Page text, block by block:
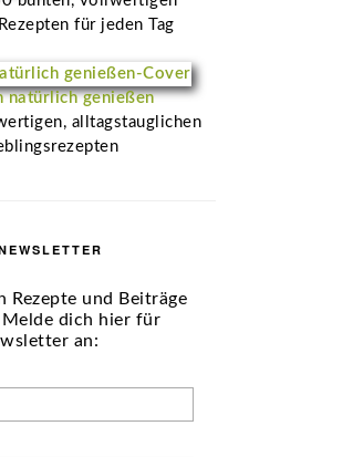
für jeden Tag
natürlich genießen
alltagstauglichen
Rezepte und Beiträge
Melde dich hier für
an: